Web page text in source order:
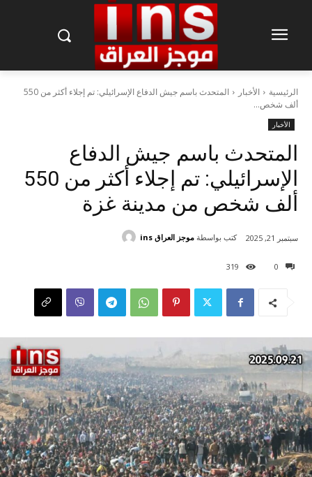
الرئيسية الأخبار
المتحدث باسم جيش الدفاع الإسرائيلي: تم إجلاء أكثر من 550
ألف شخص...
الأخبار
المتحدث باسم جيش الدفاع
الإسرائيلي: تم إجلاء أكثر من 550
ألف شخص من مدينة غزة
0
319
سبتمبر 21, 2025 كتب بواسطة موجز العراق ins